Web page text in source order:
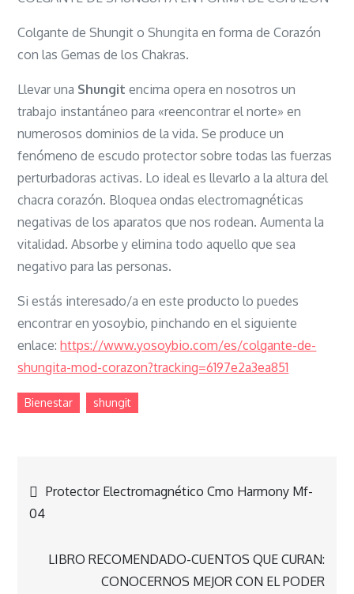
de
Shungita
Colgante de Shungit o Shungita en forma de Corazón
con las Gemas de los Chakras.
Llevar una Shungit encima opera en nosotros un
trabajo instantáneo para «reencontrar el norte» en
numerosos dominios de la vida. Se produce un
fenómeno de escudo protector sobre todas las fuerzas
perturbadoras activas. Lo ideal es llevarlo a la altura del
chacra corazón. Bloquea ondas electromagnéticas
negativas de los aparatos que nos rodean. Aumenta la
vitalidad. Absorbe y elimina todo aquello que sea
negativo para las personas.
Si estás interesado/a en este producto lo puedes
encontrar en yosoybio, pinchando en el siguiente
enlace:https://www.yosoybio.com/es/colgante-de-
shungita-mod-corazon?tracking=6197e2a3ea851
Bienestar shungit
Navegación
de
entradas
Protector Electromagnético Cmo Harmony Mf-
04
LIBRO RECOMENDADO-CUENTOS QUE CURAN:
CONOCERNOS MEJOR CON EL PODER